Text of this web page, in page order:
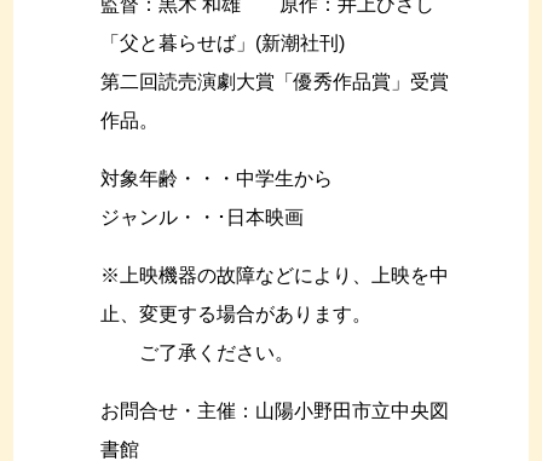
「父と暮らせば」(新潮社刊)
第二回読売演劇大賞「優秀作品賞」受賞
作品。
対象年齢・・・中学生から
ジャンル・・･日本映画
※上映機器の故障などにより、上映を中
止、変更する場合があります。
ご了承ください。
お問合せ・主催：山陽小野田市立中央図
書館